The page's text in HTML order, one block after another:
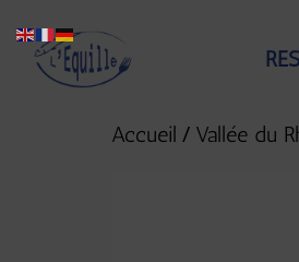
Accueil / Vallée du